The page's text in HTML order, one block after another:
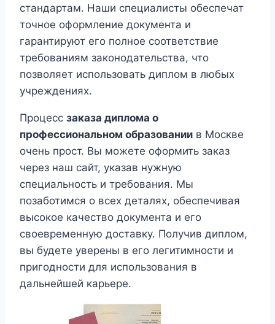
стандартам. Наши специалисты обеспечат
точное оформление документа и
гарантируют его полное соответствие
требованиям законодательства, что
позволяет использовать диплом в любых
учреждениях.
Процесс заказа диплома о
профессиональном образовании в Москве
очень прост. Вы можете оформить заказ
через наш сайт, указав нужную
специальность и требования. Мы
позаботимся о всех деталях, обеспечивая
высокое качество документа и его
своевременную доставку. Получив диплом,
вы будете уверены в его легитимности и
пригодности для использования в
дальнейшей карьере.